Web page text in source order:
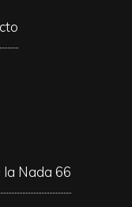
la Nada 66